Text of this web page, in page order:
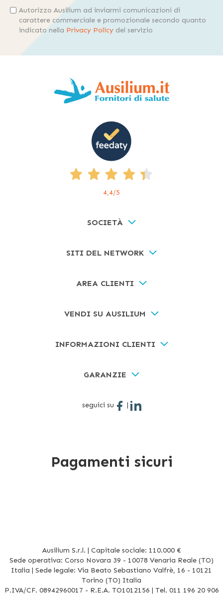
Autorizzo Ausilium ad inviarmi comunicazioni di
carattere commerciale e promozionale secondo quanto
indicato nella Privacy Policy del servizio
4,4/5
SOCIETÀ
SITI DEL NETWORK
AREA CLIENTI
VENDI SU AUSILIUM
INFORMAZIONI CLIENTI
GARANZIE
seguici su |
Pagamenti sicuri
Ausilium S.r.l. | Capitale sociale: 110.000 €
Sede operativa: Corso Novara 39 - 10078 Venaria Reale (TO)
Italia | Sede legale: Via Beato Sebastiano Valfrè, 16 - 10121
Torino (TO) Italia
P.IVA/CF. 08942960017 - R.E.A. TO1012156 | Tel. 011 196 20 906